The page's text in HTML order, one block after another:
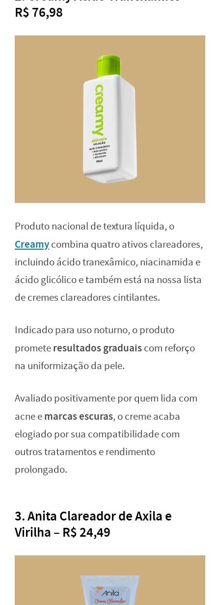
R$ 76,98
Produto nacional de textura líquida, o
Creamycombina quatro ativos clareadores,
incluindo ácido tranexâmico, niacinamida e
ácido glicólico e também está na nossa lista
de cremes clareadores cintilantes.
Indicado para uso noturno, o produto
prometeresultados graduaiscom reforço
na uniformização da pele.
Avaliado positivamente por quem lida com
acne emarcas escuras, o creme acaba
elogiado por sua compatibilidade com
outros tratamentos e rendimento
prolongado.
3. Anita Clareador de Axila e
Virilha – R$ 24,49